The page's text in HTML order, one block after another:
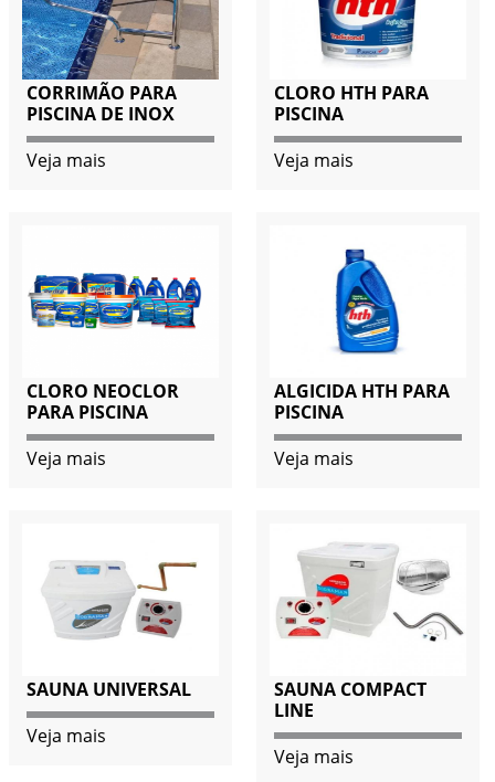
CORRIMÃO PARA
PISCINA DE INOX
Veja mais
CLORO HTH PARA
PISCINA
Veja mais
CLORO NEOCLOR
PARA PISCINA
Veja mais
ALGICIDA HTH PARA
PISCINA
Veja mais
SAUNA UNIVERSAL
Veja mais
SAUNA COMPACT
LINE
Veja mais